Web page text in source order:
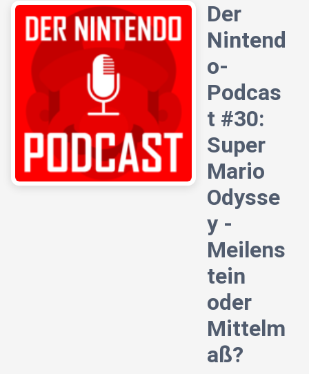
Der
Nintend
o-
Podcas
t #30:
Super
Mario
Odysse
y -
Meilens
tein
oder
Mittelm
aß?